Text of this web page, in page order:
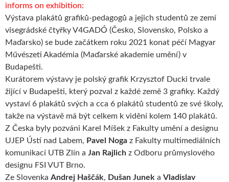
informs on exhibition:
Výstava plakátů grafiků-pedagogů a jejich studentů ze zemí
visegrádské čtyřky V4GADÓ (Česko, Slovensko, Polsko a
Maďarsko) se bude začátkem roku 2021 konat péčí Magyar
Művészeti Akadémia (Maďarské akademie umění) v
Budapešti.
Kurátorem výstavy je polský grafik Krzysztof Ducki trvale
žijící v Budapešti, který pozval z každé země 3 grafiky. Každý
vystaví 6 plakátů svých a cca 6 plakátů studentů ze své školy,
takže na výstavě má být celkem k vidění kolem 140 plakátů.
Z Česka byly pozváni Karel Míšek z Fakulty umění a designu
UJEP Ústí nad Labem, Pavel Noga z Fakulty multimediálních
komunikací UTB Zlín a Jan Rajlich z Odboru průmyslového
designu FSI VUT Brno.
Ze Slovenka Andrej Haščák, Dušan Junek a Vladislav